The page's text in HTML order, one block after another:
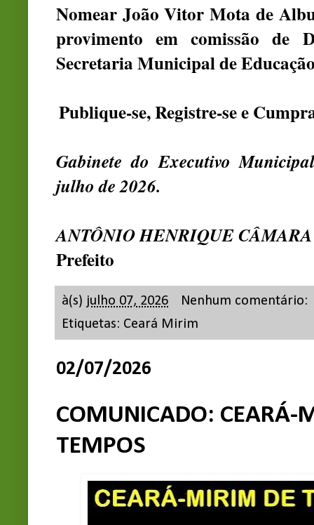
Nomear João Vitor Mota de
provimento em comissão de
Secretaria Municipal de
Publique-se, Registre-se e
Gabinete do Executivo
julho de 2026.
ANTÔNIO HENRIQUE
Prefeito
à(s) julho 07, 2026
Nenhum comentário:
Etiquetas: Ceará Mirim
02/07/2026
COMUNICADO: CEARÁ-
TEMPOS